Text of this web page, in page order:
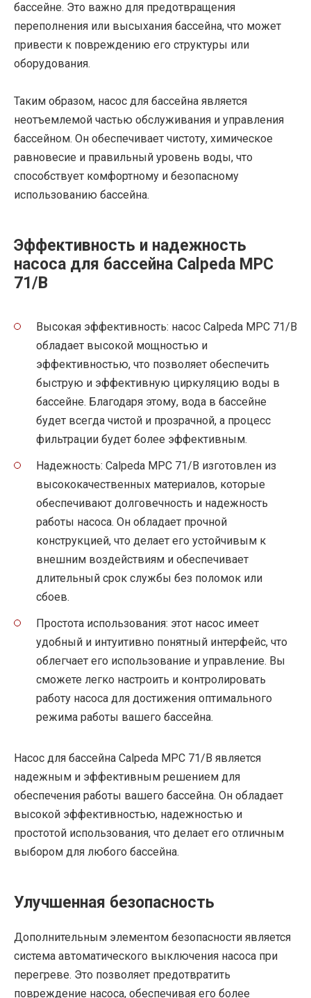
бассейне. Это важно для предотвращения
переполнения или высыхания бассейна, что может
привести к повреждению его структуры или
оборудования.
Таким образом, насос для бассейна является
неотъемлемой частью обслуживания и управления
бассейном. Он обеспечивает чистоту, химическое
равновесие и правильный уровень воды, что
способствует комфортному и безопасному
использованию бассейна.
Эффективность и надежность
насоса для бассейна Calpeda MPC
71/B
Высокая эффективность: насос Calpeda MPC 71/B
обладает высокой мощностью и
эффективностью, что позволяет обеспечить
быструю и эффективную циркуляцию воды в
бассейне. Благодаря этому, вода в бассейне
будет всегда чистой и прозрачной, а процесс
фильтрации будет более эффективным.
Надежность: Calpeda MPC 71/B изготовлен из
высококачественных материалов, которые
обеспечивают долговечность и надежность
работы насоса. Он обладает прочной
конструкцией, что делает его устойчивым к
внешним воздействиям и обеспечивает
длительный срок службы без поломок или
сбоев.
Простота использования: этот насос имеет
удобный и интуитивно понятный интерфейс, что
облегчает его использование и управление. Вы
сможете легко настроить и контролировать
работу насоса для достижения оптимального
режима работы вашего бассейна.
Насос для бассейна Calpeda MPC 71/B является
надежным и эффективным решением для
обеспечения работы вашего бассейна. Он обладает
высокой эффективностью, надежностью и
простотой использования, что делает его отличным
выбором для любого бассейна.
Улучшенная безопасность
Дополнительным элементом безопасности является
система автоматического выключения насоса при
перегреве. Это позволяет предотвратить
повреждение насоса, обеспечивая его более